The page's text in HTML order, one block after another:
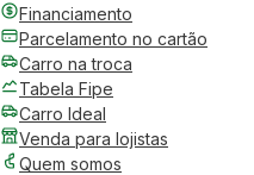
Financiamento
Parcelamento no cartão
Carro na troca
Tabela Fipe
Carro Ideal
Venda para lojistas
Quem somos